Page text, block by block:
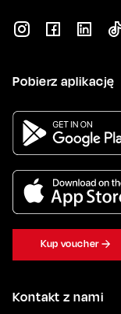
Kontakt z nami
Pobierz aplikację
Kup voucher